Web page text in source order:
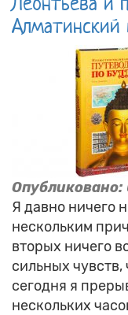
Алматинский
Опубликовано:
Я давно ничего
нескольким
вторых ничего
сильных чувств,
сегодня я
нескольких